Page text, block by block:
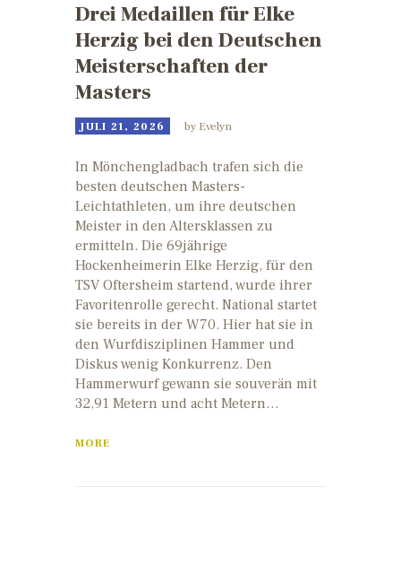
Drei Medaillen für Elke
Herzig bei den Deutschen
Meisterschaften der
Masters
JULI 21, 2026 by Evelyn
In Mönchengladbach trafen sich die
besten deutschen Masters-
Leichtathleten, um ihre deutschen
Meister in den Altersklassen zu
ermitteln. Die 69jährige
Hockenheimerin Elke Herzig, für den
TSV Oftersheim startend, wurde ihrer
Favoritenrolle gerecht. National startet
sie bereits in der W70. Hier hat sie in
den Wurfdisziplinen Hammer und
Diskus wenig Konkurrenz. Den
Hammerwurf gewann sie souverän mit
32,91 Metern und acht Metern…
MORE